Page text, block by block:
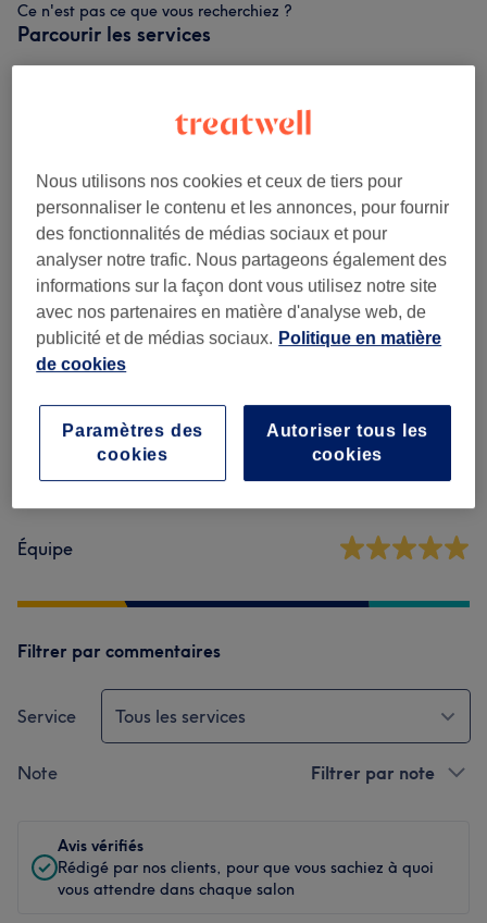
Ce n'est pas ce que vous recherchiez ?
Parcourir les services
Massages Bien-HÊtre Ciblés (5) à partir de 42,50 €
Avis sur le salon
4,9
Ambiance
Équipe
Filtrer par commentaires
Service Tous les services
Note Filtrer par note
Avis vérifiés
Rédigé par nos clients, pour que vous sachiez à quoi
vous attendre dans chaque salon
Nous utilisons nos cookies et ceux de tiers pour
personnaliser le contenu et les annonces, pour fournir
des fonctionnalités de médias sociaux et pour
analyser notre trafic. Nous partageons également des
informations sur la façon dont vous utilisez notre site
avec nos partenaires en matière d'analyse web, de
publicité et de médias sociaux. Politique en matière
de cookies
Autoriser tous les
cookies
Paramètres des
cookies